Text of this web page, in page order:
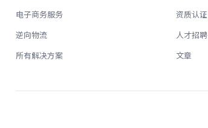
电子商务服务
逆向物流
所有解决方案
资质认证
人才招聘
文章